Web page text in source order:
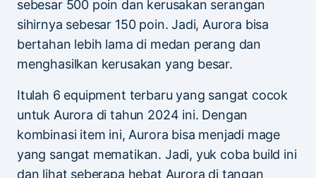
sebesar 500 poin dan kerusakan serangan
sihirnya sebesar 150 poin. Jadi, Aurora bisa
bertahan lebih lama di medan perang dan
menghasilkan kerusakan yang besar.
Itulah 6 equipment terbaru yang sangat cocok
untuk Aurora di tahun 2024 ini. Dengan
kombinasi item ini, Aurora bisa menjadi mage
yang sangat mematikan. Jadi, yuk coba build ini
dan lihat seberapa hebat Aurora di tangan